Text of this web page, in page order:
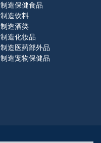
制造保健食品
制造饮料
制造酒类
制造化妆品
制造医药部外品
制造宠物保健品